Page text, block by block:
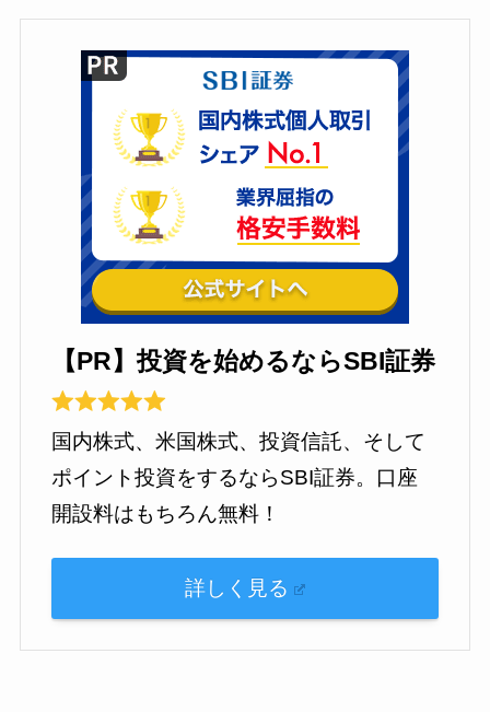
【PR】投資を始めるならSBI証券
国内株式、米国株式、投資信託、そして
ポイント投資をするならSBI証券。口座
開設料はもちろん無料！
詳しく見る